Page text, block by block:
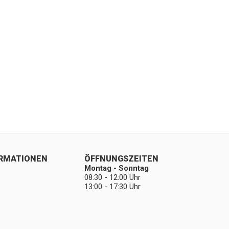
ÖFFNUNGSZEITEN
Montag - Sonntag
08:30 - 12:00 Uhr
13:00 - 17:30 Uhr